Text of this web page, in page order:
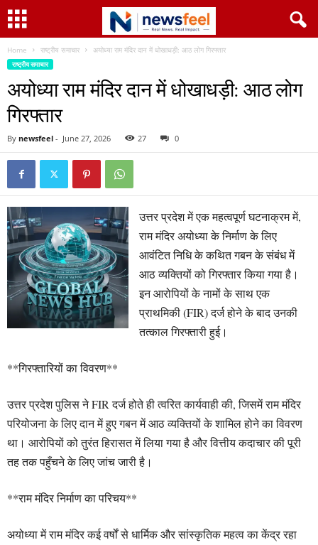
Home राष्ट्रीय समाचार अयोध्या राम मंदिर दान में धोखाधड़ी: आठ लोग गिरफ्तार
राष्ट्रीय समाचार
अयोध्या राम मंदिर दान में धोखाधड़ी: आठ लोग
गिरफ्तार
By newsfeel - June 27, 2026 27 0
उत्तर प्रदेश में एक महत्वपूर्ण घटनाक्रम में,
राम मंदिर अयोध्या के निर्माण के लिए
आवंटित निधि के कथित गबन के संबंध में
आठ व्यक्तियों को गिरफ्तार किया गया है।
इन आरोपियों के नामों के साथ एक
प्राथमिकी (FIR) दर्ज होने के बाद उनकी
तत्काल गिरफ्तारी हुई।
**गिरफ्तारियों का विवरण**
उत्तर प्रदेश पुलिस ने FIR दर्ज होते ही त्वरित कार्यवाही की, जिसमें राम मंदिर
परियोजना के लिए दान में हुए गबन में आठ व्यक्तियों के शामिल होने का विवरण
था। आरोपियों को तुरंत हिरासत में लिया गया है और वित्तीय कदाचार की पूरी
तह तक पहुँचने के लिए जांच जारी है।
**राम मंदिर निर्माण का परिचय**
अयोध्या में राम मंदिर कई वर्षों से धार्मिक और सांस्कृतिक महत्व का केंद्र रहा